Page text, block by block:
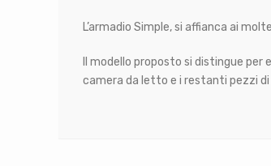
L’armadio Simple, si affianca ai
Il modello proposto si distingue
camera da letto e i restanti pezzi di